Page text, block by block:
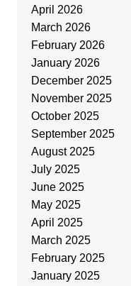
April 2026
March 2026
February 2026
January 2026
December 2025
November 2025
October 2025
September 2025
August 2025
July 2025
June 2025
May 2025
April 2025
March 2025
February 2025
January 2025